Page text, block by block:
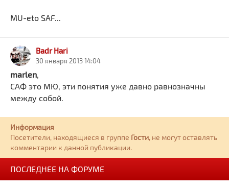
MU-eto SAF...
Badr Hari
30 января 2013 14:04
marlen
САФ это МЮ, эти понятия уже давно равнозначны
между собой.
Информация
Посетители, находящиеся в группе Гости, не могут оставлять
комментарии к данной публикации.
ПОСЛЕДНЕЕ НА ФОРУМЕ